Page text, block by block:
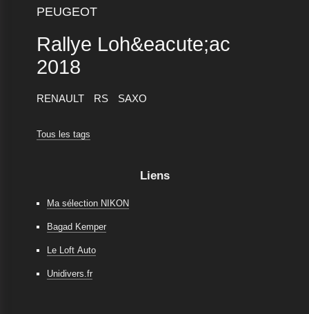
PEUGEOT
Rallye Loh&eacute;ac
2018
RENAULT RS SAXO
Tous les tags
Liens
Ma sélection NIKON
Bagad Kemper
Le Loft Auto
Unidivers.fr